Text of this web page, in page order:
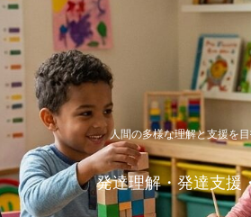
人間の多様な理解と支援を
発達理解・発達支援